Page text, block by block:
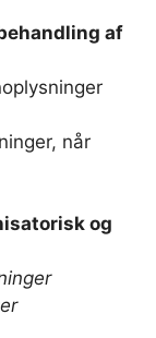
af
når
og